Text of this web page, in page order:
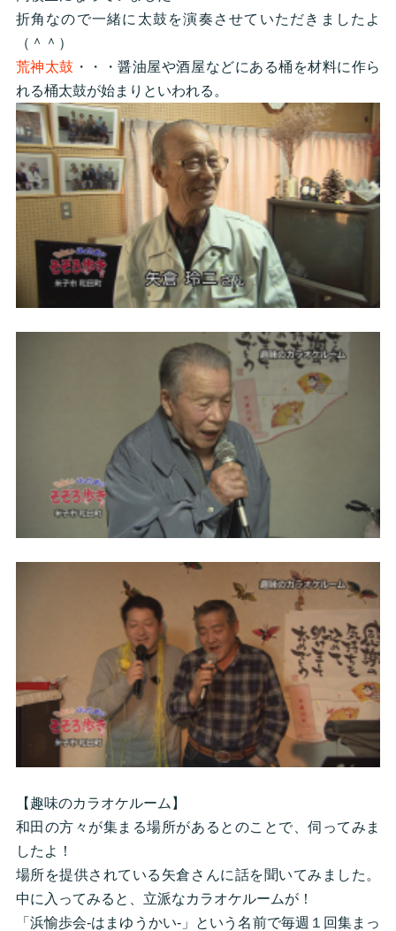
折角なので一緒に太鼓を演奏させていただきましたよ
（＾＾）
荒神太鼓 ・・・醤油屋や酒屋などにある桶を材料に作ら
れる桶太鼓が始まりといわれる。
【趣味のカラオケルーム】
和田の方々が集まる場所があるとのことで、伺ってみま
したよ！
場所を提供されている矢倉さんに話を聞いてみました。
中に入ってみると、立派なカラオケルームが！
「 浜愉歩会-はまゆうかい-」という名前で毎週１回集まっ